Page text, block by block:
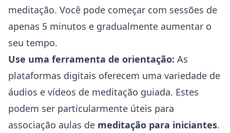
meditação. Você pode começar com sessões de
apenas 5 minutos e gradualmente aumentar o
seu tempo.
Use uma ferramenta de orientação: As
plataformas digitais oferecem uma variedade de
áudios e vídeos de meditação guiada. Estes
podem ser particularmente úteis para
associação aulas de meditação para iniciantes.